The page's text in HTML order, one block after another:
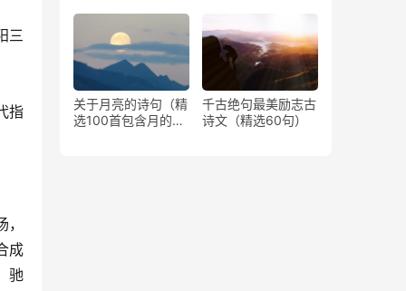
三
指
成
驰
关于月亮的诗句（精
选100首包含月的古
千古绝句最美励志古
诗文（精选60句）